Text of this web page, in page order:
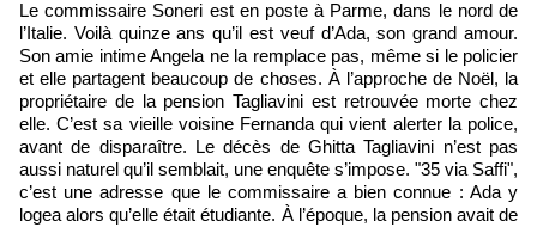
Le commissaire Soneri est en poste à Parme, dans le nord de
l’Italie. Voilà quinze ans qu’il est veuf d’Ada, son grand amour.
Son amie intime Angela ne la remplace pas, même si le policier
et elle partagent beaucoup de choses. À l’approche de Noël, la
propriétaire de la pension Tagliavini est retrouvée morte chez
elle. C’est sa vieille voisine Fernanda qui vient alerter la police,
avant de disparaître. Le décès de Ghitta Tagliavini n’est pas
aussi naturel qu’il semblait, une enquête s’impose. "35 via Saffi",
c’est une adresse que le commissaire a bien connue : Ada y
logea alors qu’elle était étudiante. À l’époque, la pension avait de